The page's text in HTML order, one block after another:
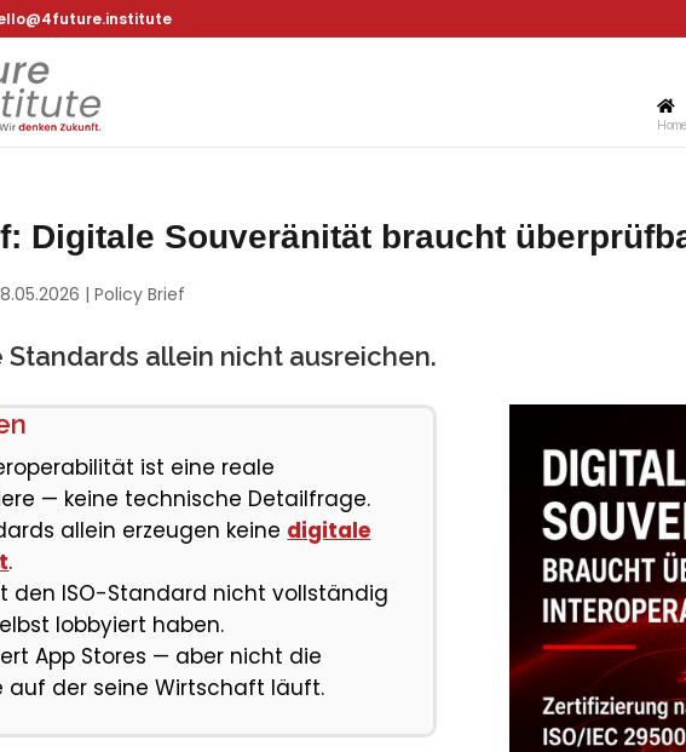
Home
Digitale Souveränität braucht
|Policy Brief
allein nicht ausreichen.
ist eine reale
— keine technische Detailfrage.
allein erzeugen keine digitale
.
den ISO-Standard nicht vollständig
lobbyiert haben.
App Stores — aber nicht die
auf der seine Wirtschaft läuft.